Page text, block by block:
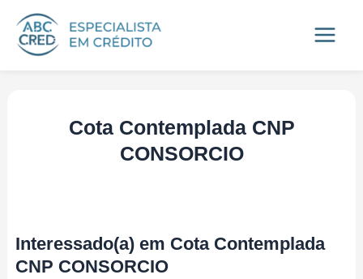
para
Cota Contemplada CNP
CONSORCIO
Interessado(a) em Cota Contemplada
CNP CONSORCIO